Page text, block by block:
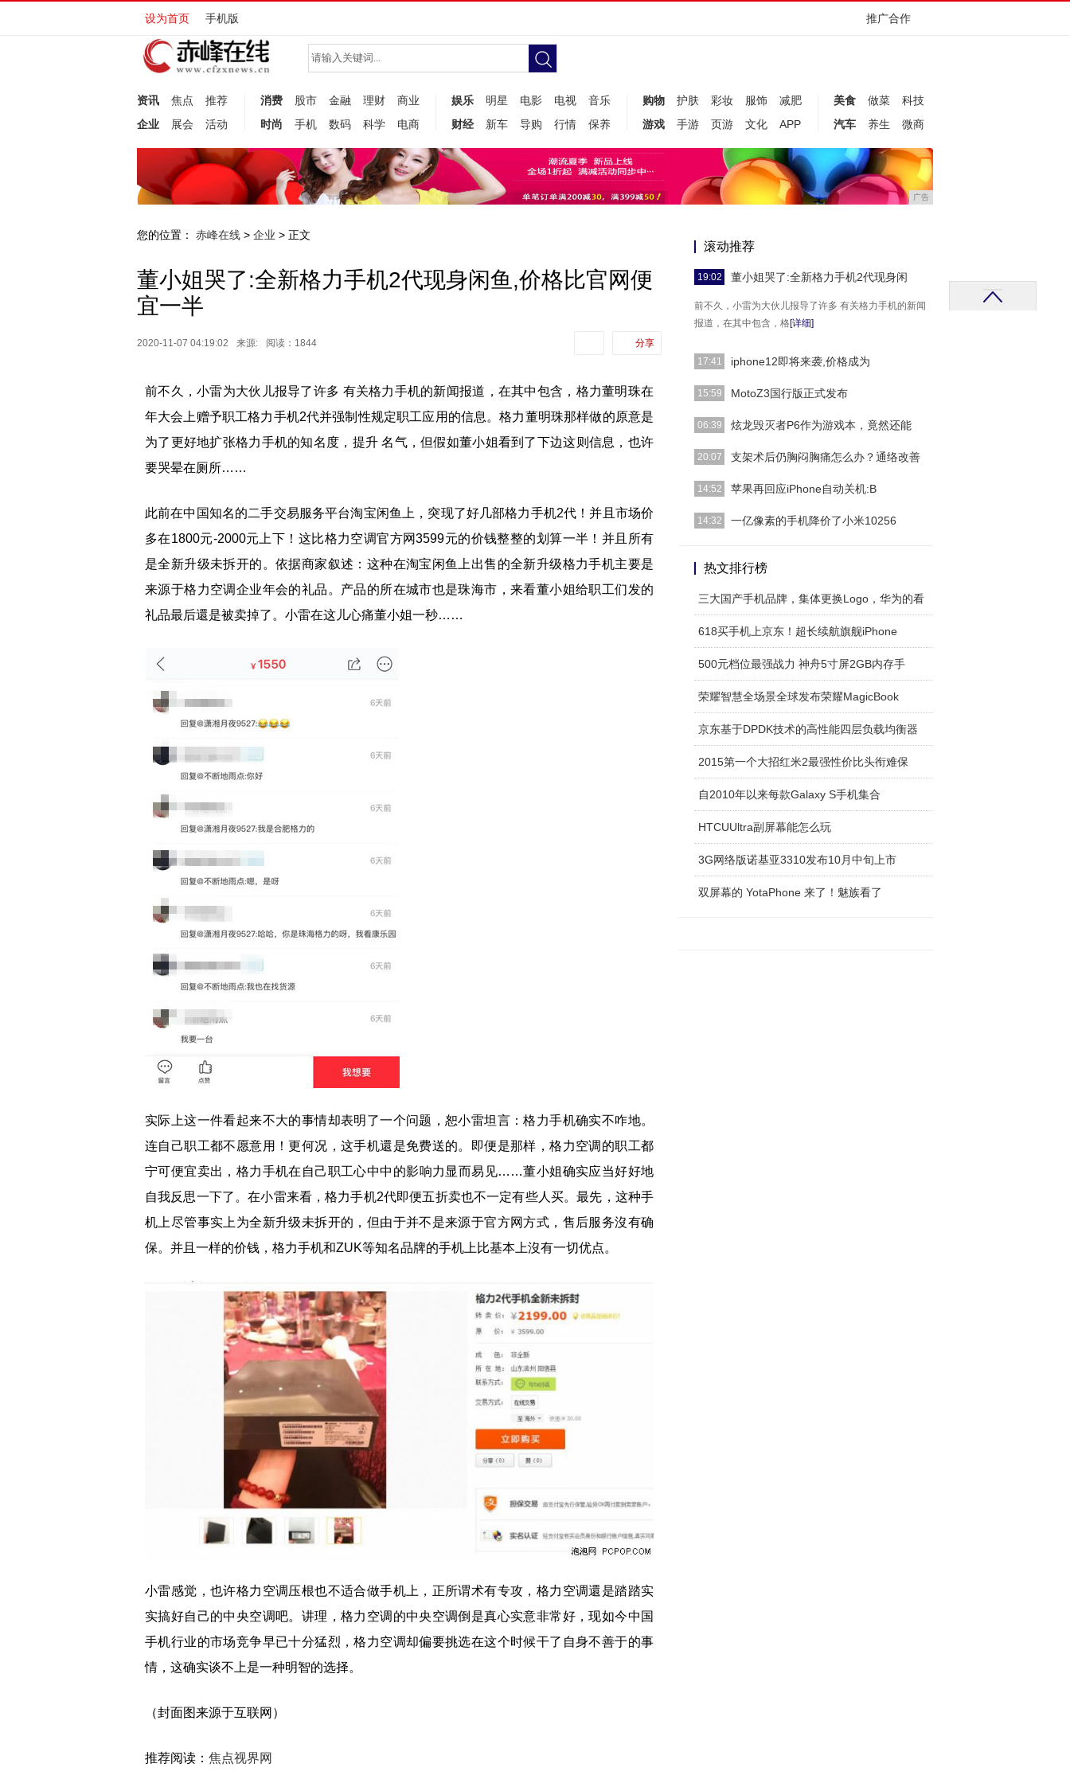
设为首页 手机版 推广合作
资讯 焦点
推荐
企业
展会 活动
消费 股市 金融 理财
商业
时尚
手机 数码 科学 电商
娱乐 明星 电影 电视
音乐
财经
新车 导购 行情 保养
购物 护肤 彩妆 服饰
减肥
游戏
手游 页游 文化 APP
美食 做菜
科技
汽车
养生 微商
广告
您的位置： 赤峰在线 > 企业 > 正文
董小姐哭了:全新格力手机2代现身闲鱼,价格比官网便
宜一半
2020-11-07 04:19:02 来源: 阅读：1844 分享
前不久，小雷为大伙儿报导了许多 有关格力手机的新闻报道，在其中包含，格力董明珠在
年大会上赠予职工格力手机2代并强制性规定职工应用的信息。格力董明珠那样做的原意是
为了更好地扩张格力手机的知名度，提升 名气，但假如董小姐看到了下边这则信息，也许
要哭晕在厕所……
此前在中国知名的二手交易服务平台淘宝闲鱼上，突现了好几部格力手机2代！并且市场价
多在1800元-2000元上下！这比格力空调官方网3599元的价钱整整的划算一半！并且所有
是全新升级未拆开的。依据商家叙述：这种在淘宝闲鱼上出售的全新升级格力手机主要是
来源于格力空调企业年会的礼品。产品的所在城市也是珠海市，来看董小姐给职工们发的
礼品最后還是被卖掉了。小雷在这儿心痛董小姐一秒……
实际上这一件看起来不大的事情却表明了一个问题，恕小雷坦言：格力手机确实不咋地。
连自己职工都不愿意用！更何况，这手机還是免费送的。即便是那样，格力空调的职工都
宁可便宜卖出，格力手机在自己职工心中中的影响力显而易见……董小姐确实应当好好地
自我反思一下了。在小雷来看，格力手机2代即便五折卖也不一定有些人买。最先，这种手
机上尽管事实上为全新升级未拆开的，但由于并不是来源于官方网方式，售后服务沒有确
保。并且一样的价钱，格力手机和ZUK等知名品牌的手机上比基本上沒有一切优点。
小雷感觉，也许格力空调压根也不适合做手机上，正所谓术有专攻，格力空调還是踏踏实
实搞好自己的中央空调吧。讲理，格力空调的中央空调倒是真心实意非常好，现如今中国
手机行业的市场竞争早已十分猛烈，格力空调却偏要挑选在这个时候干了自身不善于的事
情，这确实谈不上是一种明智的选择。
（封面图来源于互联网）
推荐阅读： 焦点视界网
滚动推荐
19:02 董小姐哭了:全新格力手机2代现身闲
前不久，小雷为大伙儿报导了许多 有关格力手机的新闻
报道，在其中包含，格[详细]
17:41 iphone12即将来袭,价格成为
时下在许多盆友的心里，国产智能手机尽管在中国的销售
15:59 MotoZ3国行版正式发布
在以前的8月2号，摩托罗拉手机在美国芝加哥总公司公
06:39 炫龙毁灭者P6作为游戏本，竟然还能
【PConline 单机评测】炫龙游戏本自诞生之日到现在已
20:07 支架术后仍胸闷胸痛怎么办？通络改善
在临床上，常见有些冠心病患者在放置了支架以后，胸
14:52 苹果再回应iPhone自动关机:B
iPhone再答复iPhone自动开关机：Bug已修补对于
14:32 一亿像素的手机降价了小米10256
用心打造出的旗舰
热文排行榜
三大国产手机品牌，集体更换Logo，华为的看
618买手机上京东！超长续航旗舰iPhone
500元档位最强战力 神舟5寸屏2GB内存手
荣耀智慧全场景全球发布荣耀MagicBook
京东基于DPDK技术的高性能四层负载均衡器
2015第一个大招红米2最强性价比头衔难保
自2010年以来每款Galaxy S手机集合
HTCUUltra副屏幕能怎么玩
3G网络版诺基亚3310发布10月中旬上市
双屏幕的 YotaPhone 来了！魅族看了